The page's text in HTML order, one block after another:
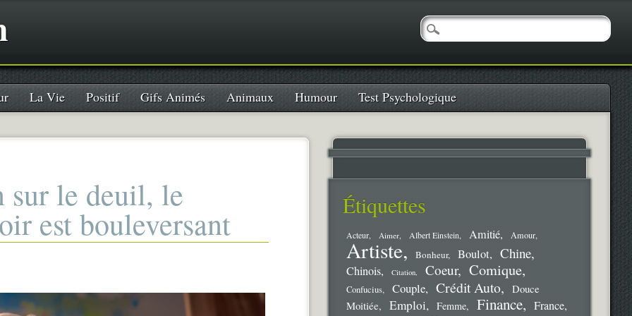
La Vie Positif Gifs Animés Animaux Humour Test Psychologique
sur le deuil, le
est bouleversant Étiquettes
Acteur Aimer Albert Einstein Amitié Amour
Artiste Bonheur Boulot Chine
Chinois Citation Coeur Comique
Confucius Couple Crédit Auto
Douce
Moitiée
Emploi Femme Finance France